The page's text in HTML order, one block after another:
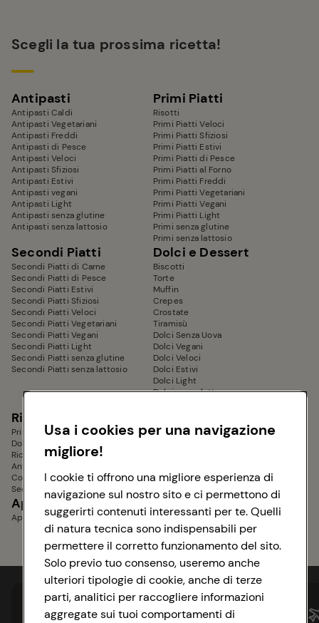
Scegli la tua prossima ricetta!
Antipasti
Antipasti Caldi
Antipasti Vegetariani
Antipasti Freddi
Antipasti di Pesce
Antipasti Veloci
Antipasti Sfiziosi
Antipasti Estivi
Antipasti vegani
Antipasti Light
Antipasti senza glutine
Antipasti senza lattosio
Primi Piatti
Risotti
Primi Piatti Veloci
Primi Piatti Sfiziosi
Primi Piatti Estivi
Primi Piatti di Pesce
Primi Piatti al Forno
Primi Piatti Freddi
Primi Piatti Vegetariani
Primi Piatti Vegani
Primi Piatti Light
Primi senza glutine
Primi senza lattosio
Secondi Piatti
Secondi Piatti di Carne
Secondi Piatti di Pesce
Secondi Piatti Estivi
Secondi Piatti Sfiziosi
Secondi Piatti Veloci
Secondi Piatti Vegetariani
Secondi Piatti Vegani
Secondi Piatti Light
Secondi Piatti senza glutine
Secondi Piatti senza lattosio
Dolci e Dessert
Biscotti
Torte
Muffin
Crepes
Crostate
Tiramisù
Dolci Senza Uova
Dolci Vegani
Dolci Veloci
Dolci Estivi
Dolci Light
Dolci senza latte
Ricette Bimby
Primi Piatti Bimby
Dolci Bimby
Ricette Dietetiche Bimby
Antipasti Bimby
Contorni Bimby
Secondi Piatti Bimby
Contorni di Verdure
Aperitivi e Stuzzichini
Aperitivi senza glutine
Piatti Unici
Usa i cookies per una navigazione
migliore!
I cookie ti offrono una migliore esperienza di
navigazione sul nostro sito e ci permettono di
suggerirti contenuti interessanti per te. Quelli
di natura tecnica sono indispensabili per
permettere il corretto funzionamento del sito.
Solo previo tuo consenso, useremo anche
ulteriori tipologie di cookie, anche di terze
parti, analitici per raccogliere informazioni
aggregate sui tuoi comportamenti di